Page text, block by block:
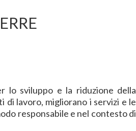
lo sviluppo e la riduzione della
di lavoro, migliorano i servizi e le
responsabile e nel contesto di